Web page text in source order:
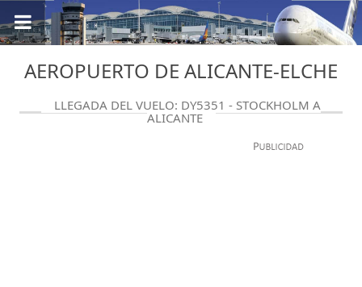
AEROPUERTO DE ALICANTE-ELCHE
LLEGADA DEL VUELO: DY5351 - STOCKHOLM A
ALICANTE